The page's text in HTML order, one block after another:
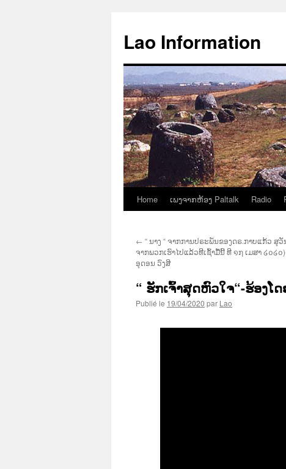
contenu
Lao Information
Home ເພງຈາກຫ້ອງ Paltalk Radio
← “ ນາງ “ ຈາກການປຣະພັນຂອງດຣ.ກາບແກ້ວ ສຸວັ
ຈາກພວກເຮົາໄປແລ້ວທີເຊົ້າມື້ນີ້ ທີ ໑໗ ເມສາ ໒໐໒໐
ອຸດອນ ວົງສີ
“ ຮັກເຈົ້າສຸດຫົວໃຈ“-ຮ້ອງໂ
Publié le 19/04/2020 par Lao